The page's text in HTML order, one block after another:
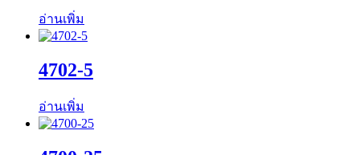
อ่านเพิ่ม
4702-5
อ่านเพิ่ม